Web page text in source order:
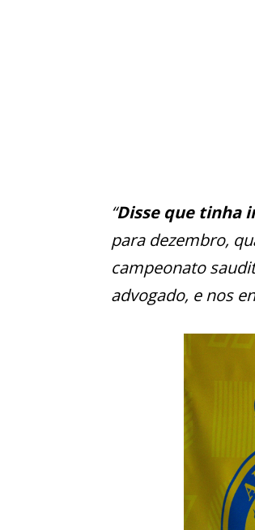
“Disse que tinha
para dezembro,
campeonato
advogado, e nos